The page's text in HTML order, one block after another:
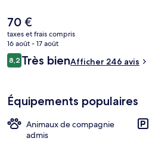
snack-bar/une épicerie fine et un
une très courte distance à pied des
métro Koelnmesse se trouve à 5 min
Lanxess Arena, à 11 min.
Le
prix
actuel
est
de
70 €
taxes et frais compris
16 août - 17 août
Avis
voyageurs
8,28,2 sur 10
Très bienAfficher 246 avis
Équipements populaires
Animaux de compagnie
admis